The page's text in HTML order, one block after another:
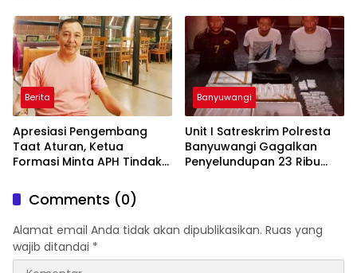
Macan Blambangan
Nasional
Berita
Apresiasi Pengembang
Taat Aturan, Ketua
Formasi Minta APH Tindak
Pertanyakan Perizinan di
Gambor
Banyuwangi
Unit I Satreskrim Polresta
Banyuwangi Gagalkan
Penyelundupan 23 Ribu
Comments (0)
Alamat email Anda tidak akan dipublikasikan. Ruas yang
wajib ditandai *